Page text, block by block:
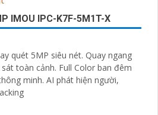
IMOU IPC-K7F-5M1T-X
quét 5MP siêu nét. Quay ngang
sát toàn cảnh. Full Color ban đêm
minh. AI phát hiện người,